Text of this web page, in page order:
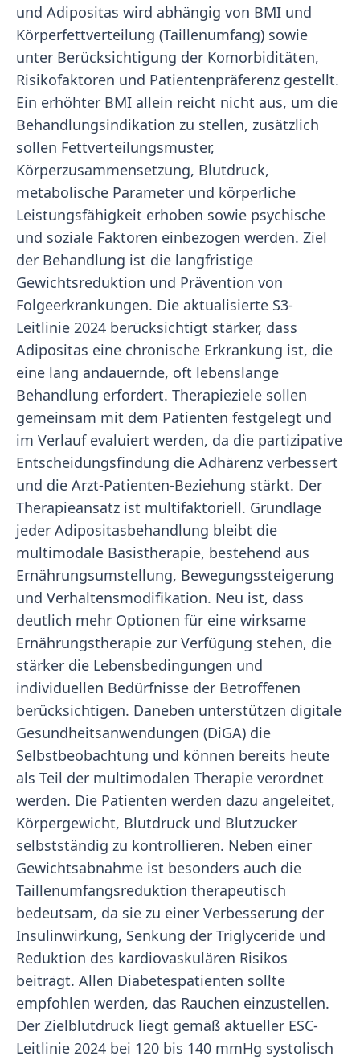
und Adipositas wird abhängig von BMI und
Körperfettverteilung (Taillenumfang) sowie
unter Berücksichtigung der Komorbiditäten,
Risikofaktoren und Patientenpräferenz gestellt.
Ein erhöhter BMI allein reicht nicht aus, um die
Behandlungsindikation zu stellen, zusätzlich
sollen Fettverteilungsmuster,
Körperzusammensetzung, Blutdruck,
metabolische Parameter und körperliche
Leistungsfähigkeit erhoben sowie psychische
und soziale Faktoren einbezogen werden. Ziel
der Behandlung ist die langfristige
Gewichtsreduktion und Prävention von
Folgeerkrankungen. Die aktualisierte S3-
Leitlinie 2024 berücksichtigt stärker, dass
Adipositas eine chronische Erkrankung ist, die
eine lang andauernde, oft lebenslange
Behandlung erfordert. Therapieziele sollen
gemeinsam mit dem Patienten festgelegt und
im Verlauf evaluiert werden, da die partizipative
Entscheidungsfindung die Adhärenz verbessert
und die Arzt-Patienten-Beziehung stärkt. Der
Therapieansatz ist multifaktoriell. Grundlage
jeder Adipositasbehandlung bleibt die
multimodale Basistherapie, bestehend aus
Ernährungsumstellung, Bewegungssteigerung
und Verhaltensmodifikation. Neu ist, dass
deutlich mehr Optionen für eine wirksame
Ernährungstherapie zur Verfügung stehen, die
stärker die Lebensbedingungen und
individuellen Bedürfnisse der Betroffenen
berücksichtigen. Daneben unterstützen digitale
Gesundheitsanwendungen (DiGA) die
Selbstbeobachtung und können bereits heute
als Teil der multimodalen Therapie verordnet
werden. Die Patienten werden dazu angeleitet,
Körpergewicht, Blutdruck und Blutzucker
selbstständig zu kontrollieren. Neben einer
Gewichtsabnahme ist besonders auch die
Taillenumfangsreduktion therapeutisch
bedeutsam, da sie zu einer Verbesserung der
Insulinwirkung, Senkung der Triglyceride und
Reduktion des kardiovaskulären Risikos
beiträgt. Allen Diabetespatienten sollte
empfohlen werden, das Rauchen einzustellen.
Der Zielblutdruck liegt gemäß aktueller ESC-
Leitlinie 2024 bei 120 bis 140 mmHg systolisch